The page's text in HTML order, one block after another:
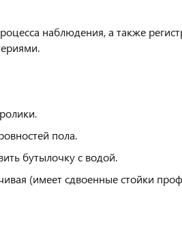
наблюдения, а также
пола.
бутылочку с водой.
(имеет сдвоенные стойки